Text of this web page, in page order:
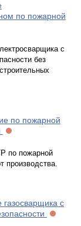
по пожарной
с
без
по пожарной
по пожарной
производства.
газосварщика с